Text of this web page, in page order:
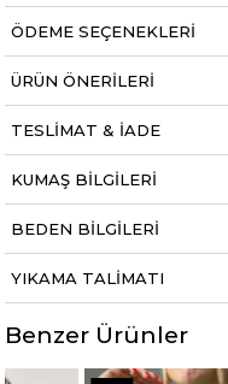
ÖDEME SEÇENEKLERI
ÜRÜN ÖNERILERI
TESLIMAT & İADE
KUMAŞ BILGILERI
BEDEN BILGILERI
YIKAMA TALIMATI
Benzer Ürünler